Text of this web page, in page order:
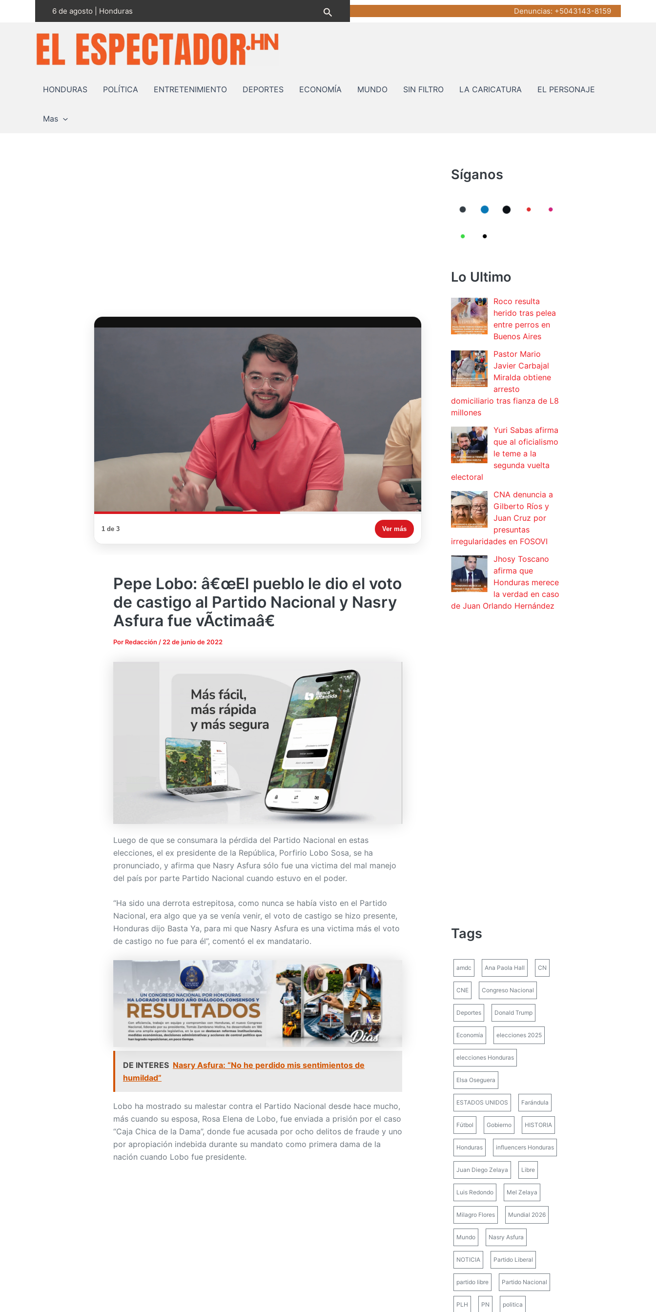
6 de agosto | Honduras Buscar Denuncias: +5043143-8159
HONDURAS POLÍTICA ENTRETENIMIENTO DEPORTES ECONOMÍA MUNDO SIN FILTRO LA CARICATURA EL PERSONAJE
Mas
1 de 3 Ver más
Pepe Lobo: â€œEl pueblo le dio el voto
de castigo al Partido Nacional y Nasry
Asfura fue vÃ­ctimaâ€
Por Redacción / 22 de junio de 2022
Luego de que se consumara la pérdida del Partido Nacional en estas
elecciones, el ex presidente de la República, Porfirio Lobo Sosa, se ha
pronunciado, y afirma que Nasry Asfura sólo fue una victima del mal manejo
del país por parte Partido Nacional cuando estuvo en el poder.
“Ha sido una derrota estrepitosa, como nunca se había visto en el Partido
Nacional, era algo que ya se venía venir, el voto de castigo se hizo presente,
Honduras dijo Basta Ya, para mi que Nasry Asfura es una victima más el voto
de castigo no fue para él”, comentó el ex mandatario.
DE INTERES Nasry Asfura: “No he perdido mis sentimientos de
humildad”
Lobo ha mostrado su malestar contra el Partido Nacional desde hace mucho,
más cuando su esposa, Rosa Elena de Lobo, fue enviada a prisión por el caso
“Caja Chica de la Dama”, donde fue acusada por ocho delitos de fraude y uno
por apropiación indebida durante su mandato como primera dama de la
nación cuando Lobo fue presidente.
Síganos
Lo Ultimo
Roco resulta
herido tras pelea
entre perros en
Buenos Aires
Pastor Mario
Javier Carbajal
Miralda obtiene
arresto
domiciliario tras fianza de L8
millones
Yuri Sabas afirma
que al oficialismo
le teme a la
segunda vuelta
electoral
CNA denuncia a
Gilberto Ríos y
Juan Cruz por
presuntas
irregularidades en FOSOVI
Jhosy Toscano
afirma que
Honduras merece
la verdad en caso
de Juan Orlando Hernández
Tags
amdc Ana Paola Hall CN
CNE Congreso Nacional
Deportes Donald Trump
Economía elecciones 2025
elecciones Honduras
Elsa Oseguera
ESTADOS UNIDOS Farándula
Fútbol Gobierno HISTORIA
Honduras influencers Honduras
Juan Diego Zelaya Libre
Luis Redondo Mel Zelaya
Milagro Flores Mundial 2026
Mundo Nasry Asfura
NOTICIA Partido Liberal
partido libre Partido Nacional
PLH PN politica